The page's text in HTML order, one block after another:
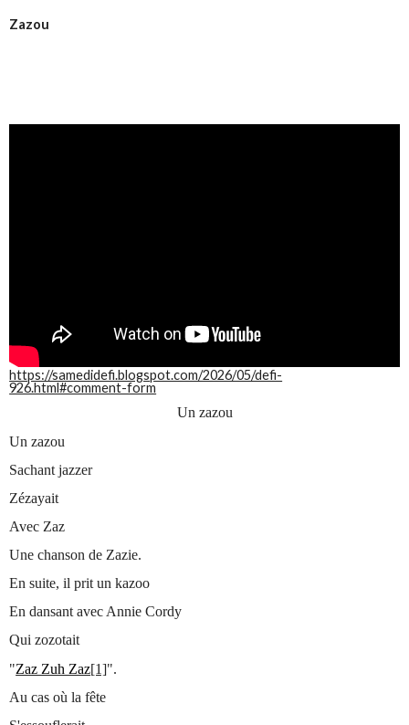
Zazou
https://samedidefi.blogspot.com/2026/05/defi-
926.html#comment-form
Un zazou
Un zazou
Sachant jazzer
Zézayait
Avec Zaz
Une chanson de Zazie.
En suite, il prit un kazoo
En dansant avec Annie Cordy
Qui zozotait
"Zaz Zuh Zaz[1]".
Au cas où la fête